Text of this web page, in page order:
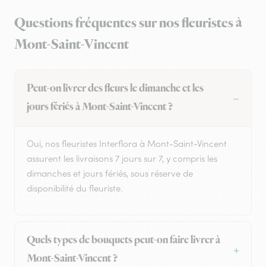
Questions fréquentes sur nos fleuristes à
Mont-Saint-Vincent
Peut-on livrer des fleurs le dimanche et les
jours fériés à Mont-Saint-Vincent ?
Oui, nos fleuristes Interflora à Mont-Saint-Vincent
assurent les livraisons 7 jours sur 7, y compris les
dimanches et jours fériés, sous réserve de
disponibilité du fleuriste.
Quels types de bouquets peut-on faire livrer à
Mont-Saint-Vincent ?